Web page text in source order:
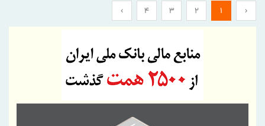
تندیس بلورین دوازدهمین دوره جایزه تعالی صنعت پتروشیمی شد.‹
1
2
3
4
›